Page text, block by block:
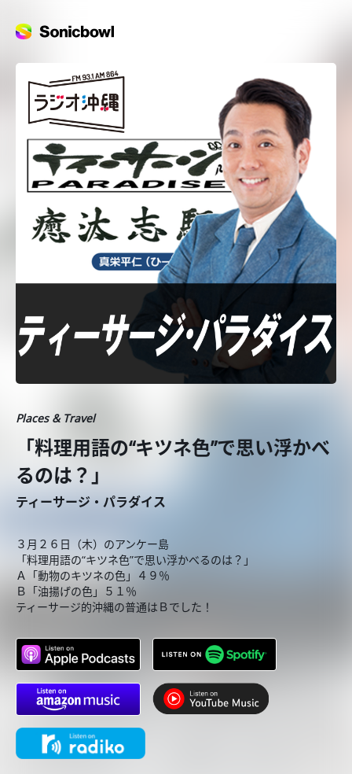
Places & Travel
「料理用語の“キツネ色”で思い浮かべ
るのは？」
ティーサージ・パラダイス
３月２６日（木）のアンケー島
「料理用語の“キツネ色”で思い浮かべるのは？」
Ａ「動物のキツネの色」４９％
Ｂ「油揚げの色」５１％
ティーサージ的沖縄の普通はＢでした！